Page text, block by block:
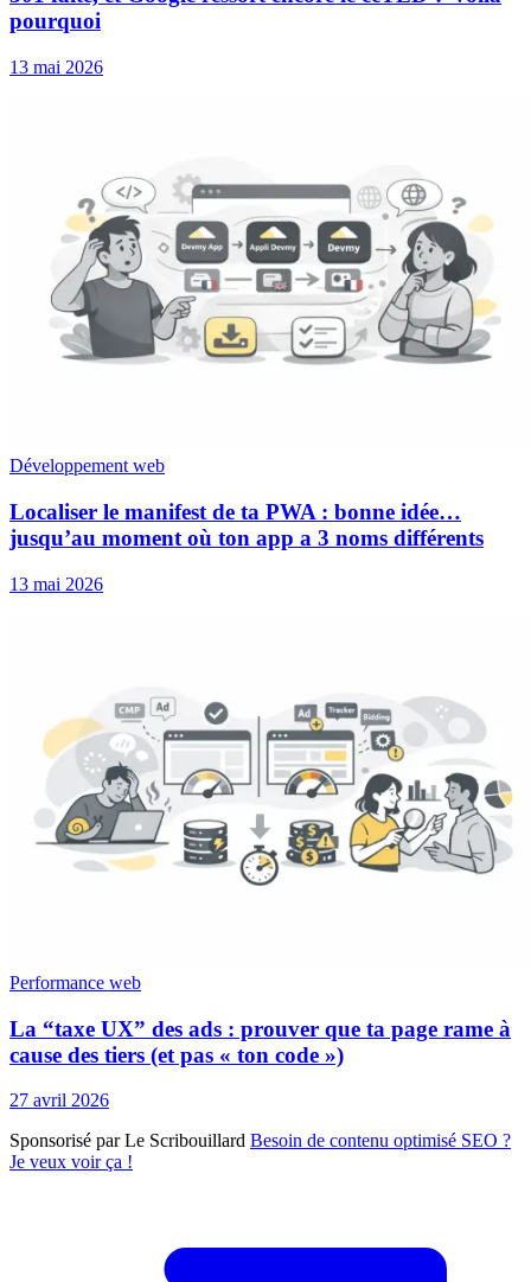
pourquoi
13 mai 2026
Développement web
Localiser le manifest de ta PWA : bonne idée…
jusqu’au moment où ton app a 3 noms différents
13 mai 2026
Performance web
La “taxe UX” des ads : prouver que ta page rame à
cause des tiers (et pas « ton code »)
27 avril 2026
Sponsorisé par Le Scribouillard Besoin de contenu optimisé SEO ?
Je veux voir ça !